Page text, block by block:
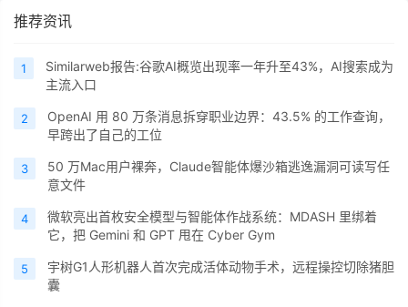
推荐资讯
1
Similarweb报告:谷歌AI概览出现率一年升至43%，AI搜索成为
主流入口
2
OpenAI 用 80 万条消息拆穿职业边界：43.5% 的工作查询，
早跨出了自己的工位
3
50 万Mac用户裸奔，Claude智能体爆沙箱逃逸漏洞可读写任
意文件
4
微软亮出首枚安全模型与智能体作战系统：MDASH 里绑着
它，把 Gemini 和 GPT 甩在 Cyber Gym
5
宇树G1人形机器人首次完成活体动物手术，远程操控切除猪胆
囊